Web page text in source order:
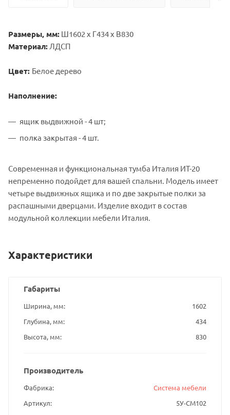
Размеры, мм: Ш1602 х Г434 х В830
Материал: ЛДСП
Цвет: Белое дерево
Наполнение:
ящик выдвижной - 4 шт;
полка закрытая - 4 шт.
Современная и функциональная тумба Италия ИТ-20
непременно подойдет для вашей спальни. Модель имеет
четыре выдвижных ящика и по две закрытые полки за
распашными дверцами. Изделие входит в состав
модульной коллекции мебели Италия.
Характеристики
Габариты
Ширина, мм
1602
Глубина, мм
434
Высота, мм
830
Производитель
Фабрика
Система мебели
Артикул
5У-СМ102